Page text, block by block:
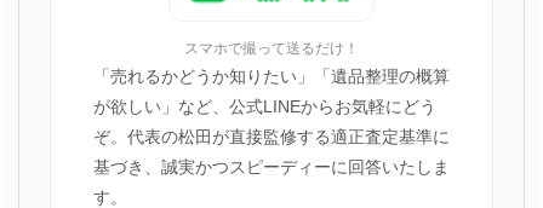
スマホで撮って送るだけ！
「売れるかどうか知りたい」「遺品整理の概算
が欲しい」など、公式LINEからお気軽にどう
ぞ。代表の松田が直接監修する適正査定基準に
基づき、誠実かつスピーディーに回答いたしま
す。